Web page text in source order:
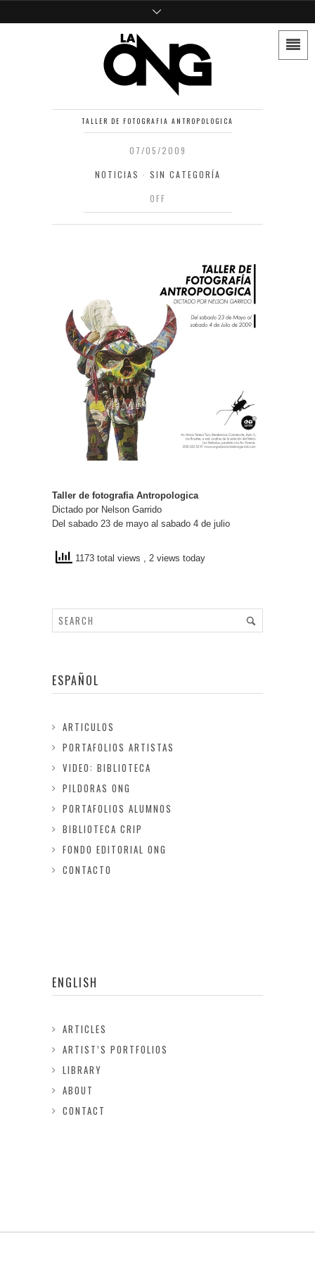
TALLER DE FOTOGRAFIA ANTROPOLOGICA
07/05/2009
NOTICIAS · SIN CATEGORÍA
OFF
Taller de fotografia Antropologica
Dictado por Nelson Garrido
Del sabado 23 de mayo al sabado 4 de julio
1173 total views , 2 views today
ESPAÑOL
ARTICULOS
PORTAFOLIOS ARTISTAS
VIDEO: BIBLIOTECA
PILDORAS ONG
PORTAFOLIOS ALUMNOS
BIBLIOTECA CRIP
FONDO EDITORIAL ONG
CONTACTO
ENGLISH
ARTICLES
ARTIST’S PORTFOLIOS
LIBRARY
ABOUT
CONTACT